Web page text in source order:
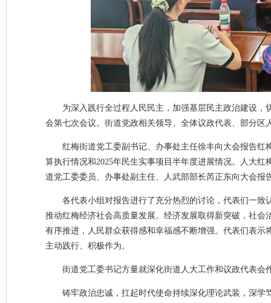
为深入践行全过程人民民主，加强基层民主政治建设
会第七次会议。街道党政相关领导、全体议政代表、部分
红梅街道党工委副书记、办事处主任徐丰向大会报告红
算执行情况和2025年民生实事项目半年度进展情况。人大
道党工委委员、办事处副主任、人武部部长芮正东向大会报
各代表小组对报告进行了充分热烈的讨论，代表们一
推动红梅经济社会高质量发展。经济发展取得新突破，社
有序推进，人民群众获得感和幸福感不断增强。代表们表
主动践行、积极作为。
街道党工委书记方量就深化街道人大工作和议政代表会
铸牢政治忠诚，扛起时代使命持续深化理论武装，深